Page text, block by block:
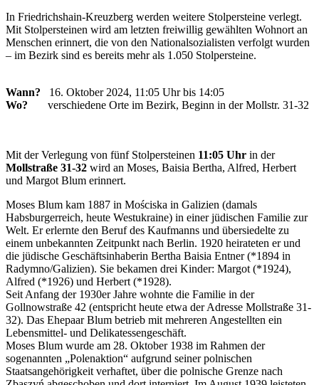
In Friedrichshain-Kreuzberg werden weitere Stolpersteine verlegt.
Mit Stolpersteinen wird am letzten freiwillig gewählten Wohnort an
Menschen erinnert, die von den Nationalsozialisten verfolgt wurden
– im Bezirk sind es bereits mehr als 1.050 Stolpersteine.
Wann? 16. Oktober 2024, 11:05 Uhr bis 14:05
Wo? verschiedene Orte im Bezirk, Beginn in der Mollstr. 31-32
Mit der Verlegung von fünf Stolpersteinen 11:05 Uhr in der
Mollstraße 31-32 wird an Moses, Baisia Bertha, Alfred, Herbert
und Margot Blum erinnert.
Moses Blum kam 1887 in Mościska in Galizien (damals
Habsburgerreich, heute Westukraine) in einer jüdischen Familie zur
Welt. Er erlernte den Beruf des Kaufmanns und übersiedelte zu
einem unbekannten Zeitpunkt nach Berlin. 1920 heirateten er und
die jüdische Geschäftsinhaberin Bertha Baisia Entner (*1894 in
Radymno/Galizien). Sie bekamen drei Kinder: Margot (*1924),
Alfred (*1926) und Herbert (*1928).
Seit Anfang der 1930er Jahre wohnte die Familie in der
Gollnowstraße 42 (entspricht heute etwa der Adresse Mollstraße 31-
32). Das Ehepaar Blum betrieb mit mehreren Angestellten ein
Lebensmittel- und Delikatessengeschäft.
Moses Blum wurde am 28. Oktober 1938 im Rahmen der
sogenannten „Polenaktion“ aufgrund seiner polnischen
Staatsangehörigkeit verhaftet, über die polnische Grenze nach